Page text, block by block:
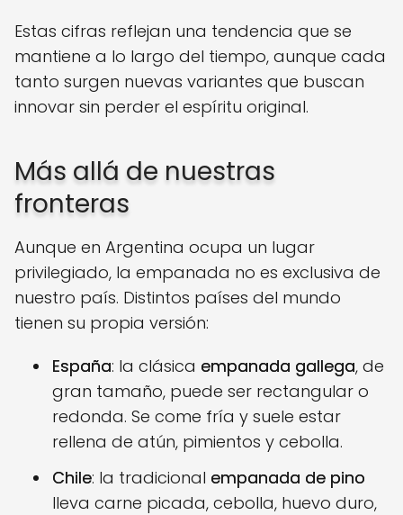
Estas cifras reflejan una tendencia que se
mantiene a lo largo del tiempo, aunque cada
tanto surgen nuevas variantes que buscan
innovar sin perder el espíritu original.
Más allá de nuestras
fronteras
Aunque en Argentina ocupa un lugar
privilegiado, la empanada no es exclusiva de
nuestro país. Distintos países del mundo
tienen su propia versión:
España: la clásica empanada gallega, de
gran tamaño, puede ser rectangular o
redonda. Se come fría y suele estar
rellena de atún, pimientos y cebolla.
Chile: la tradicional empanada de pino
lleva carne picada, cebolla, huevo duro,